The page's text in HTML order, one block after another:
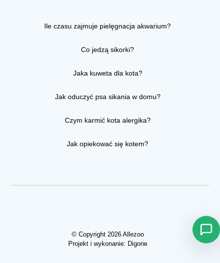
Ile czasu zajmuje pielęgnacja akwarium?
Co jedzą sikorki?
Jaka kuweta dla kota?
Jak oduczyć psa sikania w domu?
Czym karmić kota alergika?
Jak opiekować się kotem?
© Copyright 2026 Allezoo
Projekt i wykonanie: Digone